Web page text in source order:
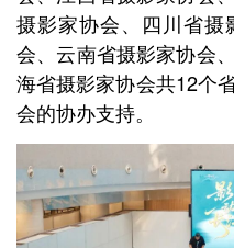
摄影家协会、四川省
会、云南省摄影家协会
海省摄影家协会共12个
会的协办支持。